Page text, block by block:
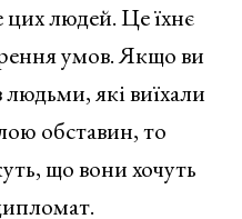
людей. Це їхнє
умов. Якщо ви
які виїхали
обставин, то
що вони хочуть